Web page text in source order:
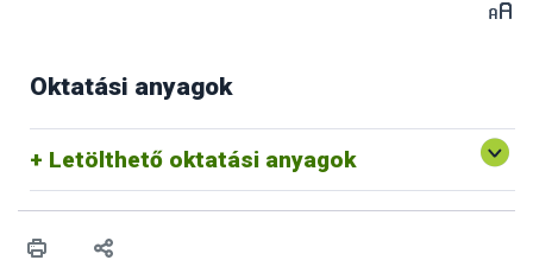
Oktatási anyagok
Letölthető oktatási anyagok